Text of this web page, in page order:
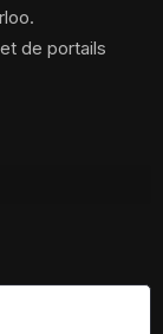
de portails